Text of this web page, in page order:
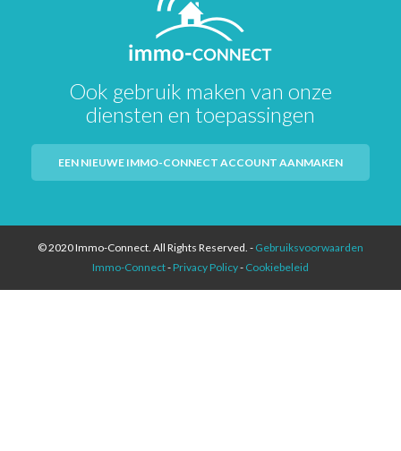
Ook gebruik maken van onze
diensten en toepassingen
EEN NIEUWE IMMO-CONNECT ACCOUNT AANMAKEN
© 2020 Immo-Connect. All Rights Reserved. - Gebruiksvoorwaarden
Immo-Connect- Privacy Policy- Cookiebeleid